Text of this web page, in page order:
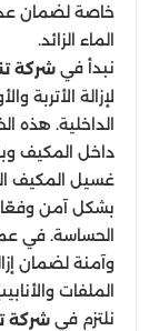
خاصة لضمان عدم
الماء الزائد.
نبدأ في شركة
لإزالة الأتربة
الداخلية. هذه
داخل المكيف
غسيل المكيف
بشكل آمن
الحساسة. في
وآمنة لضمان
الملفات
نلتزم في شركة